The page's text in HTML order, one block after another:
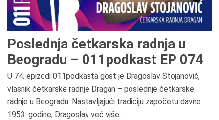
Poslednja četkarska radnja u
Beogradu – 011podkast EP 074
U 74. epizodi 011podkasta gost je Dragoslav Stojanović,
vlasnik četkarske radnje Dragan – poslednje četkarske
radnje u Beogradu. Nastavljajući tradiciju započetu davne
1953. godine, Dragoslav već više...